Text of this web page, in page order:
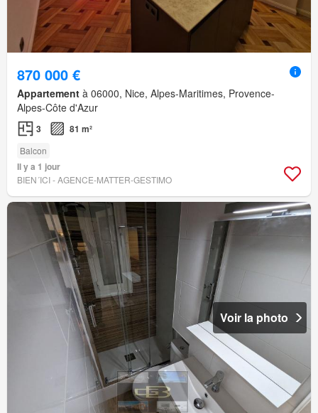
870 000 €
Appartement à 06000, Nice, Alpes-Maritimes, Provence-
Alpes-Côte d'Azur
3 81 m²
Balcon
Il y a 1 jour
BIEN´ICI - AGENCE-MATTER-GESTIMO
Voir la photo